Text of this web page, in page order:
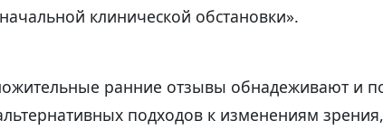
клинической обстановки».
ранние отзывы обнадеживают и
подходов к изменениям